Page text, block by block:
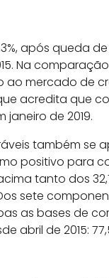
após queda de
Na
ao mercado de
acredita que
janeiro de 2019.
também se
positivo para
tanto dos
sete
as bases de
abril de 2015: